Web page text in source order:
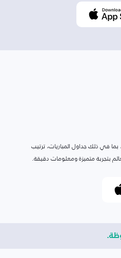
في ذلك جداول المباريات، ترتيب
بتجربة متميزة ومعلومات دقيقة.